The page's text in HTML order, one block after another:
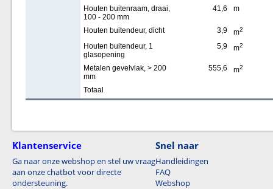
Houten buitenraam, draai,
100 - 200 mm
41,6 m
Houten buitendeur, dicht 3,9 m2
Houten buitendeur, 1
glasopening
5,9 m2
Metalen gevelvlak, > 200
mm
555,6 m2
Totaal
Klantenservice
Ga naar onze webshop en stel uw vraag
aan onze chatbot voor directe
ondersteuning.
Snel naar
Handleidingen
FAQ
Webshop